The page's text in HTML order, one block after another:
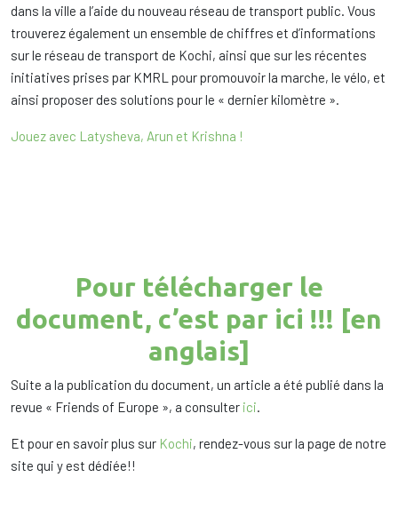
dans la ville a l’aide du nouveau réseau de transport public. Vous
trouverez également un ensemble de chiffres et d’informations
sur le réseau de transport de Kochi, ainsi que sur les récentes
initiatives prises par KMRL pour promouvoir la marche, le vélo, et
ainsi proposer des solutions pour le « dernier kilomètre ».
Jouez avec Latysheva, Arun et Krishna !
Pour télécharger le
document, c’est par ici !!! [en
anglais]
Suite a la publication du document, un article a été publié dans la
revue « Friends of Europe », a consulter ici.
Et pour en savoir plus sur Kochi, rendez-vous sur la page de notre
site qui y est dédiée!!